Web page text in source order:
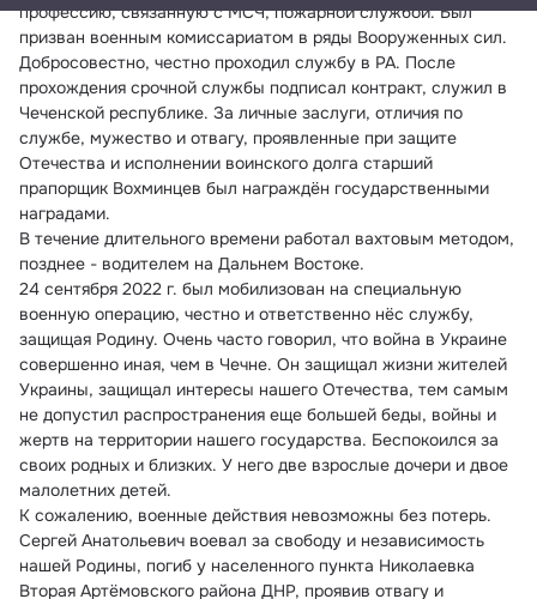
профессию, связанную с МСЧ, пожарной службой. Был
призван военным комиссариатом в ряды Вооруженных сил.
Добросовестно, честно проходил службу в РА. После
прохождения срочной службы подписал контракт, служил в
Чеченской республике. За личные заслуги, отличия по
службе, мужество и отвагу, проявленные при защите
Отечества и исполнении воинского долга старший
прапорщик Вохминцев был награждён государственными
наградами.
В течение длительного времени работал вахтовым методом,
позднее - водителем на Дальнем Востоке.
24 сентября 2022 г. был мобилизован на специальную
военную операцию, честно и ответственно нёс службу,
защищая Родину. Очень часто говорил, что война в Украине
совершенно иная, чем в Чечне. Он защищал жизни жителей
Украины, защищал интересы нашего Отечества, тем самым
не допустил распространения еще большей беды, войны и
жертв на территории нашего государства. Беспокоился за
своих родных и близких. У него две взрослые дочери и двое
малолетних детей.
К сожалению, военные действия невозможны без потерь.
Сергей Анатольевич воевал за свободу и независимость
нашей Родины, погиб у населенного пункта Николаевка
Вторая Артёмовского района ДНР, проявив отвагу и